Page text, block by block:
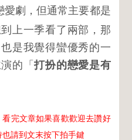
愛劇，但通常主要都是
上一季看了兩部，那
是我覺得蠻優秀的一
演的「打扮的戀愛是有
完文章如果喜歡歡迎去讚好
請到文末按下拍手鍵